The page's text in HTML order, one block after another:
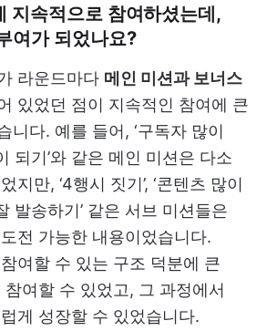
지속적으로 참여하셨는데,
여가 되었나요?
라운드마다 메인 미션과 보너스
있었던 점이 지속적인 참여에 큰
니다. 예를 들어, ‘구독자 많이
되기’와 같은 메인 미션은 다소
지만, ‘4행시 짓기’, ‘콘텐츠 많이
발송하기’ 같은 서브 미션들은
전 가능한 내용이었습니다.
여할 수 있는 구조 덕분에 큰
여할 수 있었고, 그 과정에서
게 성장할 수 있었습니다.